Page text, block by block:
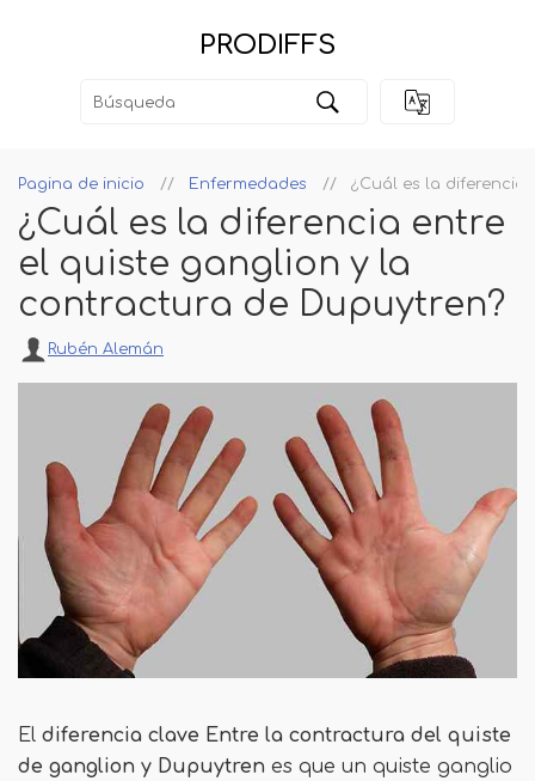
PRODIFFS
Pagina de inicio Enfermedades ¿Cuál es la diferencia
¿Cuál es la diferencia entre
el quiste ganglion y la
contractura de Dupuytren?
Rubén Alemán
El diferencia clave Entre la contractura del quiste
de ganglion y Dupuytren es que un quiste ganglio